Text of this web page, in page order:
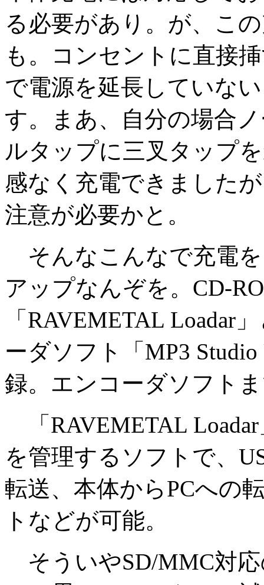
る必要があり。が、こ
も。コンセントに直接
で電源を延長していな
す。まあ、自分の場合
ルタップに三叉タップ
感なく充電できました
注意が必要かと。
そんなこんなで充電
アップなんぞを。CD-
「RAVEMETAL Loadar
ーダソフト「MP3
録。エンコーダソフト
「RAVEMETAL
を管理するソフトで、
転送、本体からPCへの
トなどが可能。
そういやSD/MMC対